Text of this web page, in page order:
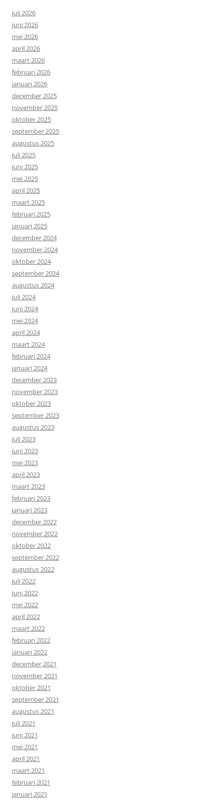
juli 2026
juni 2026
mei 2026
april 2026
maart 2026
februari 2026
januari 2026
december 2025
november 2025
oktober 2025
september 2025
augustus 2025
juli 2025
juni 2025
mei 2025
april 2025
maart 2025
februari 2025
januari 2025
december 2024
november 2024
oktober 2024
september 2024
augustus 2024
juli 2024
juni 2024
mei 2024
april 2024
maart 2024
februari 2024
januari 2024
december 2023
november 2023
oktober 2023
september 2023
augustus 2023
juli 2023
juni 2023
mei 2023
april 2023
maart 2023
februari 2023
januari 2023
december 2022
november 2022
oktober 2022
september 2022
augustus 2022
juli 2022
juni 2022
mei 2022
april 2022
maart 2022
februari 2022
januari 2022
december 2021
november 2021
oktober 2021
september 2021
augustus 2021
juli 2021
juni 2021
mei 2021
april 2021
maart 2021
februari 2021
januari 2021